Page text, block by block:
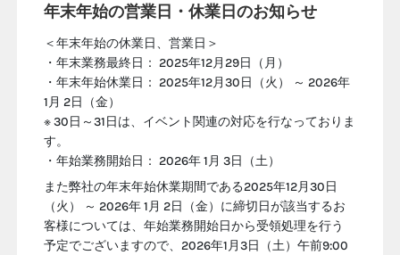
年末年始の営業日・休業日のお知らせ
＜年末年始の休業日、営業日＞
・年末業務最終日： 2025年12月29日（月）
・年末年始休業日： 2025年12月30日（火） ～ 2026年
1月 2日（金）
※ 30日～31日は、イベント関連の対応を行なっておりま
す。
・年始業務開始日： 2026年 1月 3日（土）
また弊社の年末年始休業期間である2025年12月30日
（火） ～ 2026年 1月 2日（金）に締切日が該当するお
客様については、年始業務開始日から受領処理を行う
予定でございますので、2026年1月3日（土）午前9:00